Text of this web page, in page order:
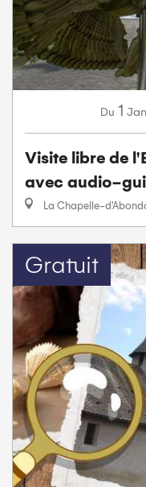
Du 1
Visite libre de
avec audio-
La Chapelle-
Gratuit